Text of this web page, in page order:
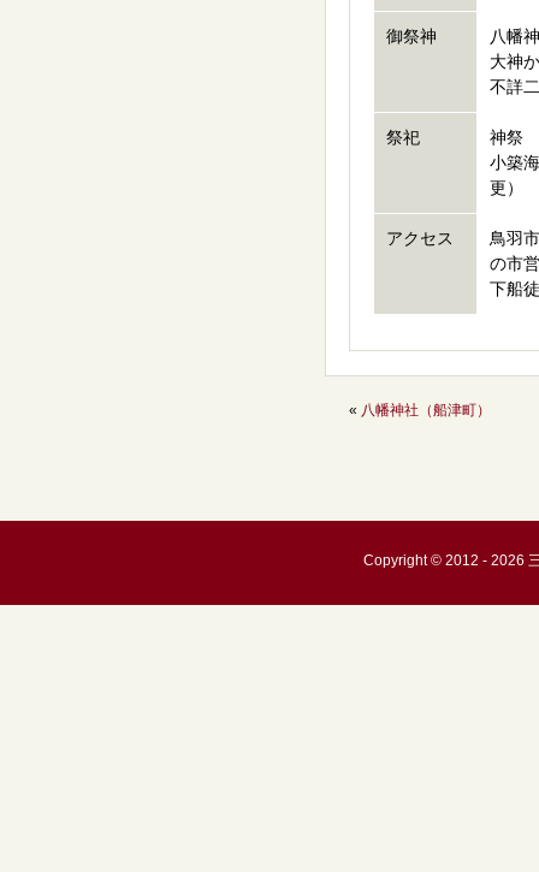
御祭神
八幡
大神
不詳
祭祀
神祭
小築
更）
アクセス
鳥羽
の市
下船
« 八幡神社（船津町）
Copyright © 2012 - 2026